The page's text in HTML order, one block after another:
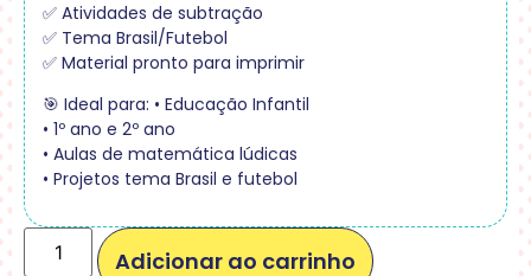
✅ Atividades de subtração
✅ Tema Brasil/Futebol
✅ Material pronto para imprimir
🎯 Ideal para: • Educação Infantil
• 1º ano e 2º ano
• Aulas de matemática lúdicas
• Projetos tema Brasil e futebol
Adicionar ao carrinho